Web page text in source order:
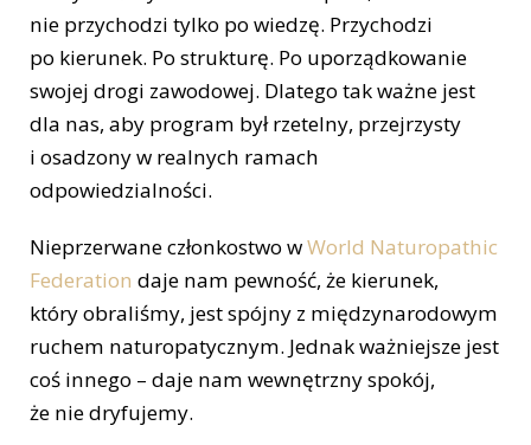
nie przychodzi tylko po wiedzę. Przychodzi
po kierunek. Po strukturę. Po uporządkowanie
swojej drogi zawodowej. Dlatego tak ważne jest
dla nas, aby program był rzetelny, przejrzysty
i osadzony w realnych ramach
odpowiedzialności.
Nieprzerwane członkostwo wWorld Naturopathic
Federation daje nam pewność, że kierunek,
który obraliśmy, jest spójny z międzynarodowym
ruchem naturopatycznym. Jednak ważniejsze jest
coś innego – daje nam wewnętrzny spokój,
że nie dryfujemy.